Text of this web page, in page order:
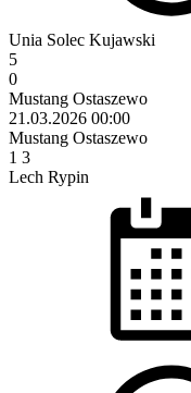
Unia Solec Kujawski
5
0
Mustang Ostaszewo
21.03.2026 00:00
Mustang Ostaszewo
1 3
Lech Rypin